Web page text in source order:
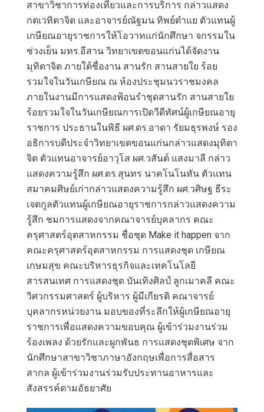
สาขาวิชาการท่องเที่ยวและการบริการ กล่าวแสดง
กตเวทิตาจิต และอาจารย์ณัฐมน ทิพย์ตำแย ตัวแทนผู้
เกษียณอายุราชการให้โอวาทแก่นักศึกษา จกรรมใน
ช่วงเย็น มทร.อีสาน วิทยาเขตขอนแก่นได้จัดงาน
มุทิตาจิต ภายใต้ชื่องาน สานรัก สานสายใย ร้อย
รวมใจในวันเกษียณ ณ ห้องประชุมนวราชมงคล
ภายในงานมีการแสดงฟ้อนรำชุดสานรัก สานสายใย
ร้อยรวมใจในวันเกษียณการเปิดวีดีทัศน์ผู้เกษียณอายุ
ราชการ ประธานในพิธี ผศ.ดร.อาดา รัยมธุรพงษ์ รอง
อธิการบดีประจำวิทยาเขตขอนแก่นกล่าวแสดงมุทิตา
จิต ตัวแทนอาจารย์อาวุโส ผศ.วสันต์ แสงมาลี กล่าว
แสดงความรู้สึก ผศ.ดร.สุนทร นาคโนโนหัน ตัวแทน
สมาคมศิษย์เก่ากล่าวแสดงความรู้สึก ผศ.วศิษฐ ธีระ
เจตกูลตัวแทนผู้เกษียณอายุราชการกล่าวแสดงความ
รู้สึก ชมการแสดงจากคณาจารย์บุคลากร คณะ
ครุศาสตร์อุตสาหกรรม ชื่อชุด Make it happen จาก
คณะครุศาสตร์อุตสาหกรรม การแสดงชุด เกษียณ
เกษมสุข คณะบริหารธุรกิจและเทคโนโลยี
สารสนเทศ การแสดงชุด บันเทิงศิลป์ ลูกเมาคลี คณะ
วิศวกรรมศาสตร์ ผู้บริหาร ผู้มีเกียรติ คณาจารย์
บุคลากรหน่วยงาน มอบของที่ระลึกให้ผู้เกษียณอายุ
ราชการเพื่อแสดงความขอบคุณ ผู้เข้าร่วมงานร่วม
ร้องเพลง ด้วยรักและผูกพันธ การแสดงชุดพิเศษ จาก
นักศึกษาสาขาวิชาภาษาอังกฤษเพื่อการสื่อสาร
สากล ผู้เข้าร่วมงานร่วมรับประทานอาหารและ
สังสรรค์ตามอัธยาศัย